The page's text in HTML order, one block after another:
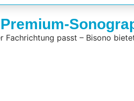
Fachrichtung passt – Bisono